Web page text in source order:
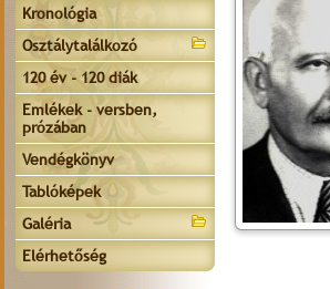
Kronológia
Osztálytalálkozó
120 év - 120 diák
Emlékek - versben,
prózában
Vendégkönyv
Tablóképek
Galéria
Elérhetőség